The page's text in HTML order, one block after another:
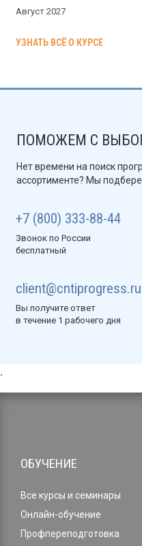
Август 2027
УЗНАТЬ ВСЁ О КУРСЕ
ПОМОЖЕМ С
Нет времени на поиск
ассортименте? Мы
+7 (800) 333-88-44
Звонок по России
бесплатный
client@cntiprogress.ru
Вы получите ответ
в течение 1 рабочего дня
ОБУЧЕНИЕ
Все курсы и семинары
Онлайн-обучение
Профпереподготовка